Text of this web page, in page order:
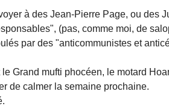
à des Jean-Pierre Page, ou des
(pas, comme moi, de
par des "anticommunistes et
Grand mufti phocéen, le motard
de calmer la semaine prochaine.